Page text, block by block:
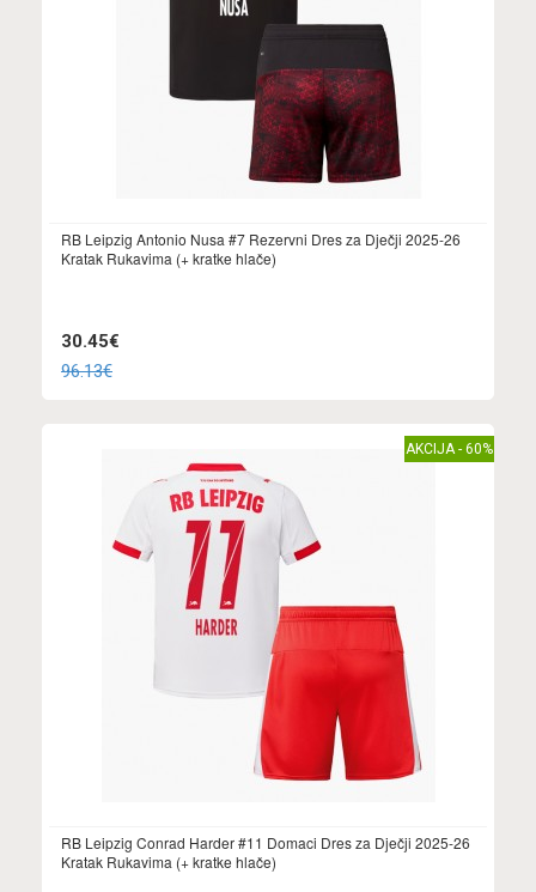
RB Leipzig Antonio Nusa #7 Rezervni Dres za Dječji 2025-26
Kratak Rukavima (+ kratke hlače)
30.45€
96.13€
AKCIJA - 60%
RB Leipzig Conrad Harder #11 Domaci Dres za Dječji 2025-26
Kratak Rukavima (+ kratke hlače)